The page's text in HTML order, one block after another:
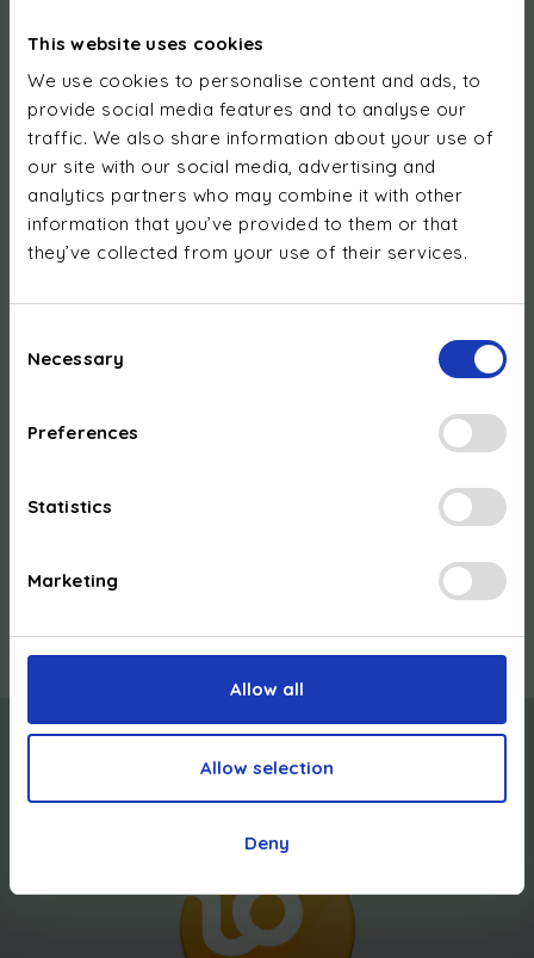
This website uses cookies
We use cookies to personalise content and ads, to
provide social media features and to analyse our
traffic. We also share information about your use of
our site with our social media, advertising and
analytics partners who may combine it with other
information that you’ve provided to them or that
they’ve collected from your use of their services.
Selection
Necessary
Preferences
Statistics
Marketing
Allow all
Allow selection
Deny
Remboursement des charges :
charges à domicile chaque mois
Installation électrique :
Câblage fixe / Prise type 2
Longueur de câble :
Câble fixe 7,50 m ou sans, en fonction du modèle.En
fourni, usage d’un câble 32 A recommandé
Autorisation gestionnaire de réseau et raccordement
autorisations locales / régionales si besoin
* La puissance de chargement réelle dépend de l’installation
électrique de votre domicile, de la puissance disponible et de
la puissance acceptée par votre véhicule. Au Luxembourg,